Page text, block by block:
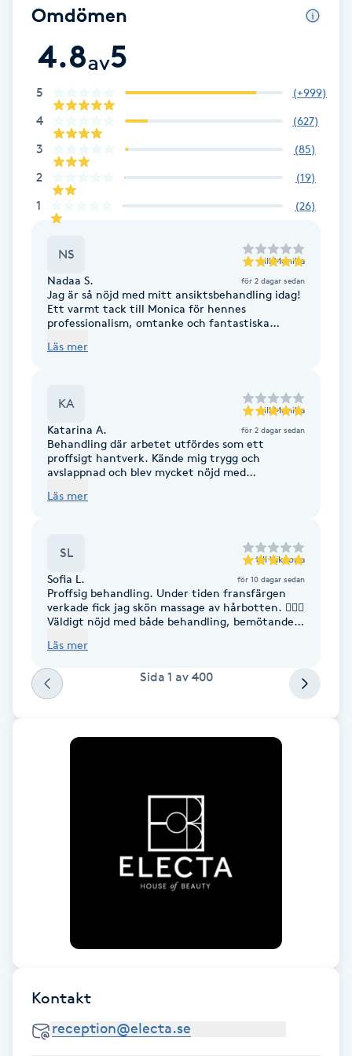
Balayage
Bambumassage
Barnklippning
Blowout
Brynfärgning
Brynplockning
Celluliter
Coachning
Extensions
Extensions borttagning
Eyeliner-tatuering
Omdömen
4.8av5
5 (+999)
4 (627)
3 (85)
2 (19)
1 (26)
NS till Monika
Nadaa S. för 2 dagar sedan
Jag är så nöjd med mitt ansiktsbehandling idag!
Ett varmt tack till Monica för hennes
professionalism, omtanke och fantastiska
otroligt vänlig och välkomnande, vilket gjorde
kan varmt rekommendera er! 🌸✨Nadaa
Läs mer
KA till Monika
Katarina A. för 2 dagar sedan
Behandling där arbetet utfördes som ett
proffsigt hantverk. Kände mig trygg och
avslappnad och blev mycket nöjd med
Läs mer
SL till Viktoria
Sofia L. för 10 dagar sedan
Proffsig behandling. Under tiden fransfärgen
verkade fick jag skön massage av hårbotten. 💆🏼‍♀️
Väldigt nöjd med både behandling, bemötande
Läs mer
Sida 1 av 400
Kontakt